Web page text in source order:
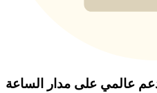
عالمي على مدار الساعة